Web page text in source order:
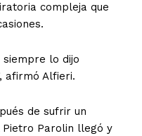
compleja que
siempre lo dijo
afirmó Alfieri.
de sufrir un
Parolin llegó y